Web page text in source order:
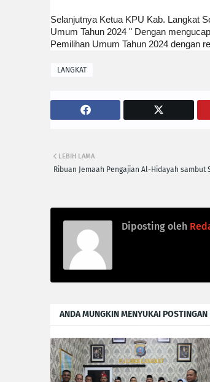
Selanjutnya Ketua KPU Kab. Langkat
Umum Tahun 2024 " Dengan
Pemilihan Umum Tahun 2024 dengan
LANGKAT
LEBIH LAMA
Ribuan Jemaah Pengajian Al-Hidayah sambut
Diposting oleh
ANDA MUNGKIN MENYUKAI POSTINGAN